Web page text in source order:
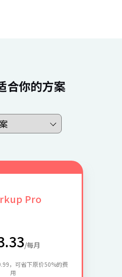
合你的方案
Pro
/每月
，可省下原价50%的费
用